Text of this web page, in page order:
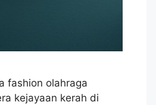
fashion olahraga
kejayaan kerah di